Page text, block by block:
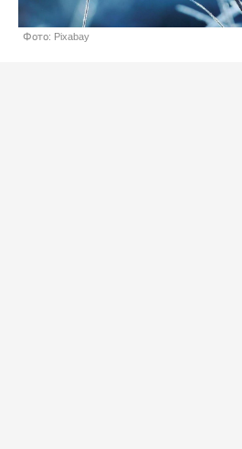
Фото: Pixabay